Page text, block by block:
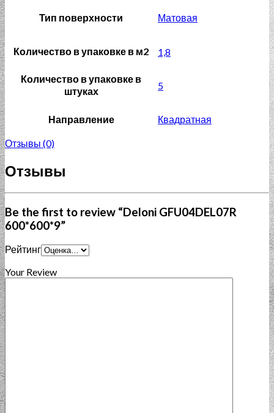
Тип поверхности Матовая
Количество в упаковке в м2 1,8
Количество в упаковке в
штуках
5
Направление Квадратная
Отзывы (0)
Отзывы
Be the first to review “Deloni GFU04DEL07R
600*600*9”
Рейтинг
Your Review